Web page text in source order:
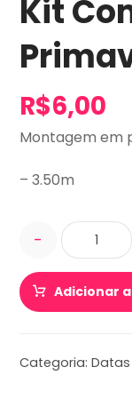
Kit
R$6,00
Montagem em
– 3.50m
-
Adicionar
Categoria: